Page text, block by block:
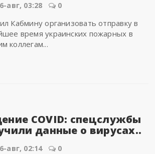
авг, 03:28 0
Кабмину организовать отправку в
время украинских пожарных в
коллегам...
COVID: спецслужбы
данные о вирусах..
авг, 02:14 0